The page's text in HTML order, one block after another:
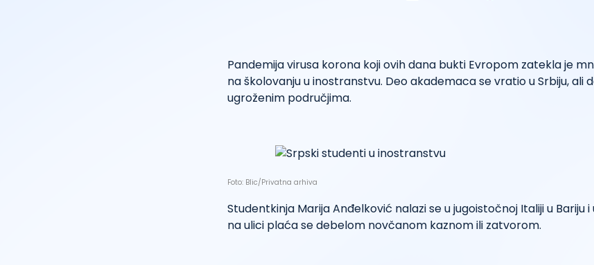
Pandemija virusa korona koji ovih dana bukti Evropom zatekla je
na školovanju u inostranstvu. Deo akademaca se vratio u Srbiju, ali
ugroženim područjima.
Foto: Blic/Privatna arhiva
Studentkinja Marija Anđelković nalazi se u jugoistočnoj Italiji u Bariju i
na ulici plaća se debelom novčanom kaznom ili zatvorom.